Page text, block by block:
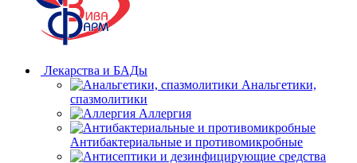
Лекарства и БАДы
Анальгетики,
спазмолитики
Аллергия
Антибактериальные и противомикробные